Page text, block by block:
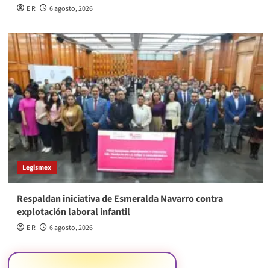
E R 6 agosto, 2026
Legismex
Respaldan iniciativa de Esmeralda Navarro contra
explotación laboral infantil
E R 6 agosto, 2026